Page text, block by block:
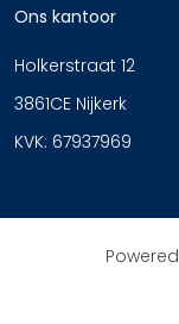
Ons kantoor
Holkerstraat 12
3861CE Nijkerk
KVK: 67937969